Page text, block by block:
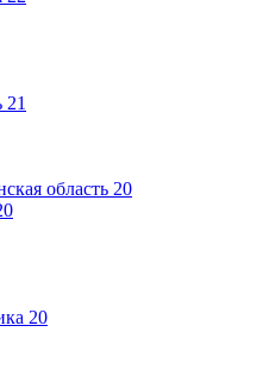
21
область 20
20